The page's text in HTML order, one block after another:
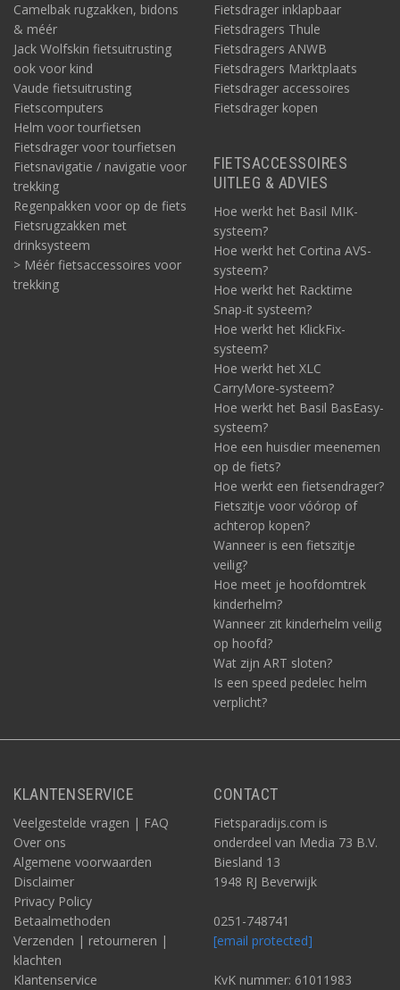
Camelbak rugzakken, bidons
& méér
Jack Wolfskin fietsuitrusting
ook voor kind
Vaude fietsuitrusting
Fietscomputers
Helm voor tourfietsen
Fietsdrager voor tourfietsen
Fietsnavigatie / navigatie voor
trekking
Regenpakken voor op de fiets
Fietsrugzakken met
drinksysteem
> Méér fietsaccessoires voor
trekking
Fietsdrager inklapbaar
Fietsdragers Thule
Fietsdragers ANWB
Fietsdragers Marktplaats
Fietsdrager accessoires
Fietsdrager kopen
FIETSACCESSOIRES
UITLEG & ADVIES
Hoe werkt het Basil MIK-
systeem?
Hoe werkt het Cortina AVS-
systeem?
Hoe werkt het Racktime
Snap-it systeem?
Hoe werkt het KlickFix-
systeem?
Hoe werkt het XLC
CarryMore-systeem?
Hoe werkt het Basil BasEasy-
systeem?
Hoe een huisdier meenemen
op de fiets?
Hoe werkt een fietsendrager?
Fietszitje voor vóórop of
achterop kopen?
Wanneer is een fietszitje
veilig?
Hoe meet je hoofdomtrek
kinderhelm?
Wanneer zit kinderhelm veilig
op hoofd?
Wat zijn ART sloten?
Is een speed pedelec helm
verplicht?
KLANTENSERVICE
Veelgestelde vragen | FAQ
Over ons
Algemene voorwaarden
Disclaimer
Privacy Policy
Betaalmethoden
Verzenden | retourneren |
klachten
Klantenservice
CONTACT
Fietsparadijs.com is
onderdeel van Media 73 B.V.
Biesland 13
1948 RJ Beverwijk
0251-748741
[email protected]
KvK nummer: 61011983